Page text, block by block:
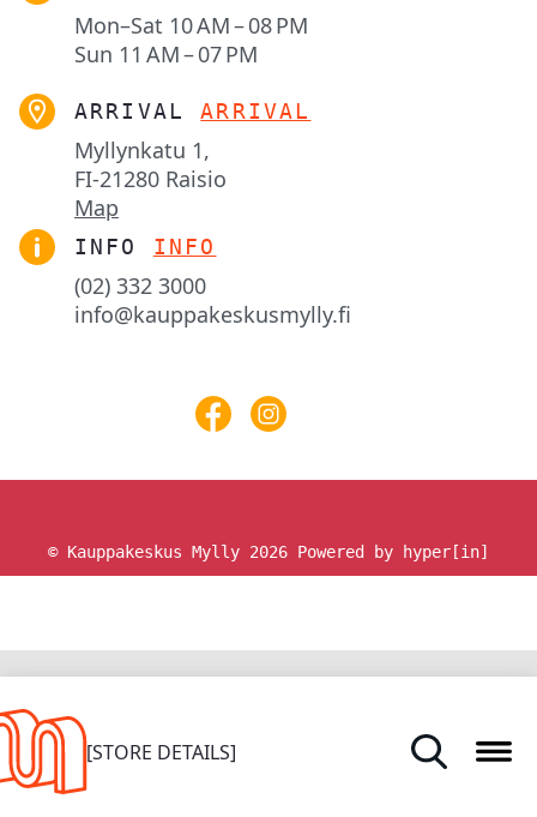
HOME
STORES AND SERVICES
[STORE DETAILS]
Mon–Sat 10 AM – 08 PM
Sun 11 AM – 07 PM
ARRIVAL ARRIVAL
Myllynkatu 1,
FI-21280 Raisio
Map
INFO INFO
(02) 332 3000
info@kauppakeskusmylly.fi
© Kauppakeskus Mylly 2026 Powered by hyper[in]